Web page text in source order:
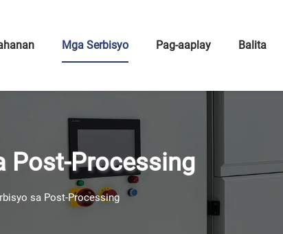
Mga Serbisyo Pag-aaplay Balita
Post-Processing
sa Post-Processing